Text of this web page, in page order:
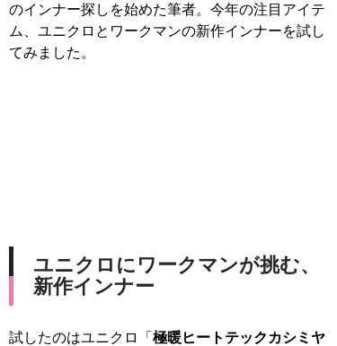
のインナー探しを始めた筆者。今年の注目アイテ
ム、ユニクロとワークマンの新作インナーを試し
てみました。
ユニクロにワークマンが挑む、
新作インナー
試したのはユニクロ「 極暖ヒートテックカシミヤ